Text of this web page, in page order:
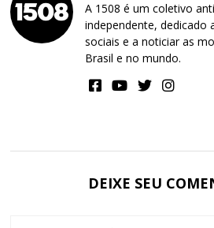
A 1508 é um coletivo
independente, dedicado
sociais e a noticiar as
Brasil e no mundo.
DEIXE SEU